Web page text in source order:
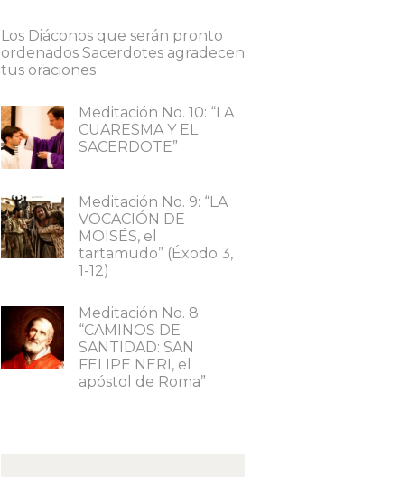
Los Diáconos que serán pronto
ordenados Sacerdotes agradecen
tus oraciones
Meditación No. 10: “LA
CUARESMA Y EL
SACERDOTE”
Meditación No. 9: “LA
VOCACIÓN DE
MOISÉS, el
tartamudo” (Éxodo 3,
1-12)
Meditación No. 8:
“CAMINOS DE
SANTIDAD: SAN
FELIPE NERI, el
apóstol de Roma”